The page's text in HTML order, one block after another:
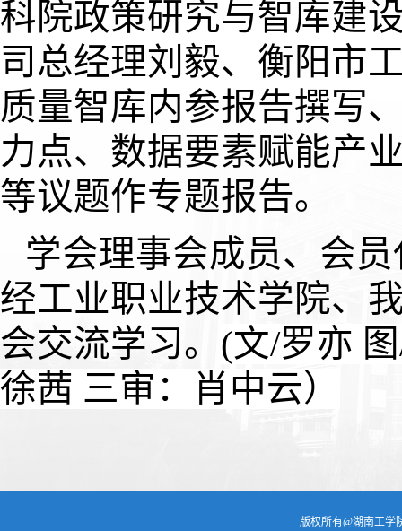
科院政策研究与智库建
司总经理刘毅、衡阳市
质量智库内参报告撰写
力点、数据要素赋能产
等议题作专题报告。
学会理事会成员、会
经工业职业技术学院、
会交流学习。 (文/罗亦
徐茜 三审：肖中云）
版权所有@湖南工学